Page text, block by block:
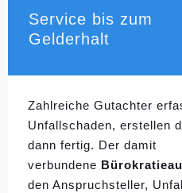
Service bis zum
Gelderhalt
Zahlreiche Gutachter
Unfallschaden, erstellen
dann fertig. Der damit
verbundene
den Anspruchsteller,